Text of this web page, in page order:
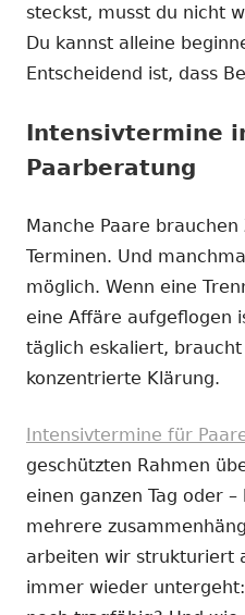
steckst, musst du nicht
Du kannst alleine
Entscheidend ist, dass
Intensivtermine
Paarberatung
Manche Paare
Terminen. Und
möglich. Wenn eine
eine Affäre aufgeflogen
täglich eskaliert, braucht
konzentrierte Klärung.
Intensivtermine für
geschützten Rahmen
einen ganzen Tag oder
mehrere
arbeiten wir strukturiert
immer wieder